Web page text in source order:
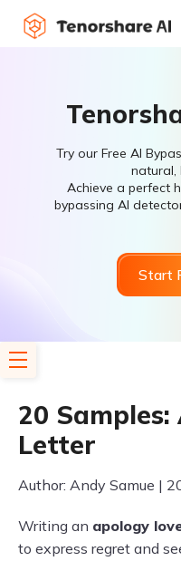
Try our Free AI
natural,
Achieve a perfect
bypassing AI
Start
20 Samples:
Letter
Author: Andy Samue |
Writing an apology
to express regret and